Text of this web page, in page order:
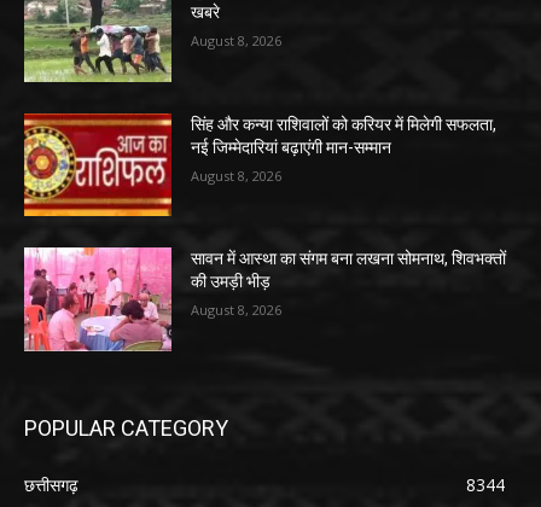
खबरे
August 8, 2026
सिंह और कन्या राशिवालों को करियर में मिलेगी सफलता,
नई जिम्मेदारियां बढ़ाएंगी मान-सम्मान
August 8, 2026
सावन में आस्था का संगम बना लखना सोमनाथ, शिवभक्तों
की उमड़ी भीड़
August 8, 2026
POPULAR CATEGORY
छत्तीसगढ़
8344